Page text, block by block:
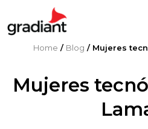
Home / Blog / Mujeres
Mujeres